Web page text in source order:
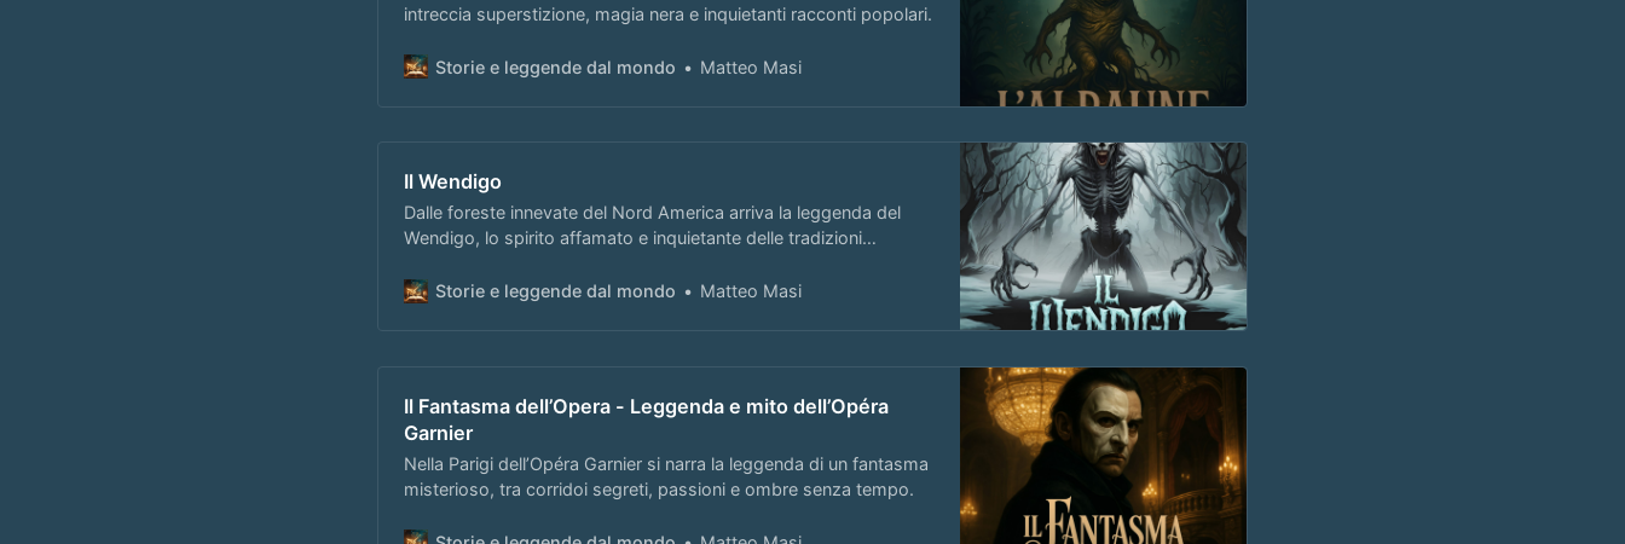
intreccia superstizione, magia nera e inquietanti racconti popolari.
Storie e leggende dal mondo Matteo Masi
Il Wendigo
Dalle foreste innevate del Nord America arriva la leggenda del
Wendigo, lo spirito affamato e inquietante delle tradizioni
Storie e leggende dal mondo
Matteo Masi
Il Fantasma dell’Opera - Leggenda e mito dell’Opéra
Garnier
Nella Parigi dell’Opéra Garnier si narra la leggenda di un fantasma
misterioso, tra corridoi segreti, passioni e ombre senza tempo.